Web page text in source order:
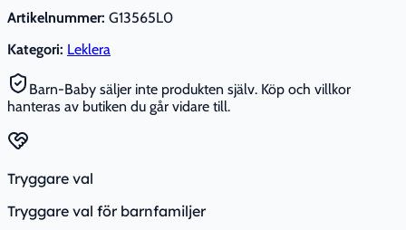
Artikelnummer: G13565L0
Kategori: Leklera
Barn-Baby säljer inte produkten själv. Köp och villkor
hanteras av butiken du går vidare till.
Tryggare val
Tryggare val för barnfamiljer